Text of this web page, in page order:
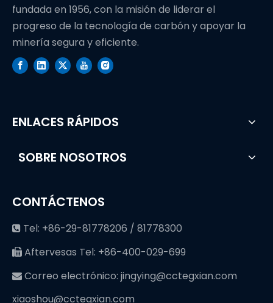
fundada en 1956, con la misión de liderar el
progreso de la tecnología de carbón y apoyar la
minería segura y eficiente.
ENLACES RÁPIDOS
SOBRE NOSOTROS
CONTÁCTENOS
 Tel: +86-29-81778206 / 81778300
 Aftervesas Tel: +86-400-029-699
 Correo electrónico: jingying@cctegxian.com
xiaoshou@cctegxian.com